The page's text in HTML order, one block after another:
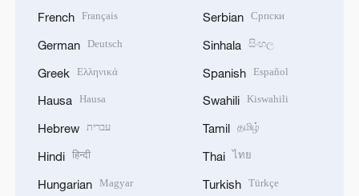
French Français
German Deutsch
Greek Ελληνικά
Hausa Hausa
Hebrew עברית
Hindi हिन्दी
Hungarian Magyar
Serbian Српски
Sinhala සිංහල
Spanish Español
Swahili Kiswahili
Tamil தமிழ்
Thai ไทย
Turkish Türkçe